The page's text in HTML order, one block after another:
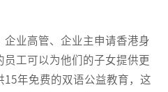
业高管、企业主申请香港身
工可以为他们的子女提供更
15年免费的双语公益教育，这